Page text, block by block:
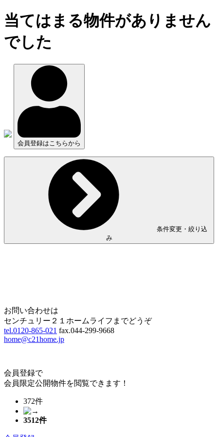
当てはまる物件がありません
でした
会員登録はこちらから
条件変更・絞り込
み
お問い合わせは
センチュリー２１ホームライフまでどうぞ
tel.0120-865-021 fax.044-299-9668
home@c21home.jp
会員登録で
会員限定公開物件を閲覧できます！
372件
3512件